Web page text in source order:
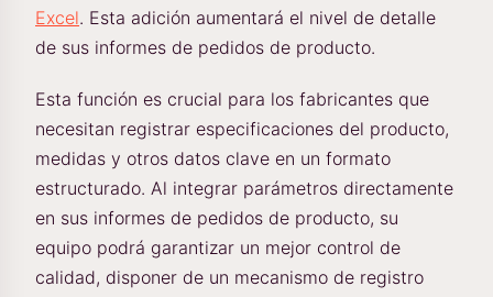
Excel. Esta adición aumentará el nivel de detalle
de sus informes de pedidos de producto.
Esta función es crucial para los fabricantes que
necesitan registrar especificaciones del producto,
medidas y otros datos clave en un formato
estructurado. Al integrar parámetros directamente
en sus informes de pedidos de producto, su
equipo podrá garantizar un mejor control de
calidad, disponer de un mecanismo de registro